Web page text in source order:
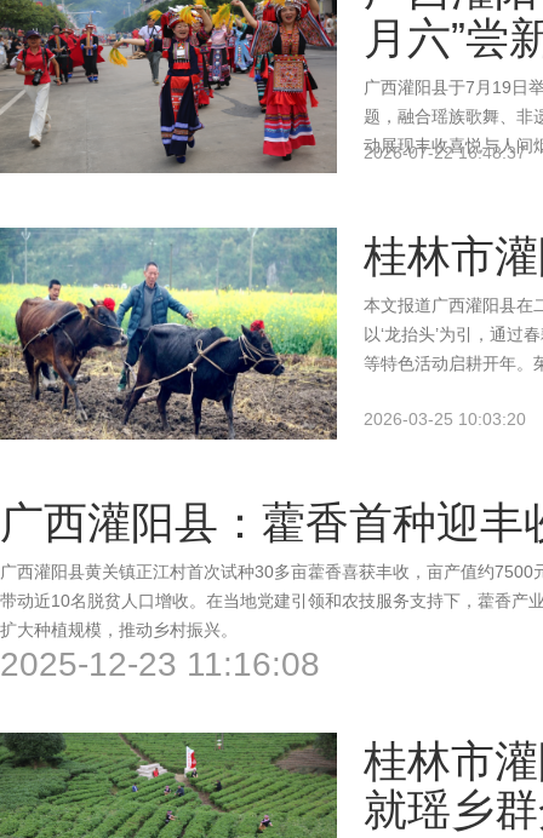
月六”尝
广西灌阳县于7月19日
题，融合瑶族歌舞、非
动展现丰收喜悦与人间
2026-07-22 16:48:37
桂林市
本文报道广西灌阳县在
以‘龙抬头’为引，通过
等特色活动启耕开年。
合助力乡村全面振兴。
2026-03-25 10:03:20
广西灌阳县：藿香首种迎丰
广西灌阳县黄关镇正江村首次试种30多亩藿香喜获丰收，亩产值约
带动近10名脱贫人口增收。在当地党建引领和农技服务支持下，藿香产
扩大种植规模，推动乡村振兴。
2025-12-23 11:16:08
桂林市
就瑶乡